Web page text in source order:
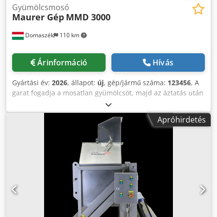
Domaszék 110 km
Gyümölcsmosó
Maurer Gép MMD 3000
Árinformáció Hívás
Gyártási év: 2026, állapot: új, gép/jármű száma: 123456, A
garat fogadja a mosatlan gyümölcsöt, majd az áztatás után
a felhordószalagon a gyümölcs egy másodlagos tiszta
vízpermetet kap. Könnyen tisztítható, strapabíró
élelmiszeripari polipropilén/acetál modul hevederekkel,
két irányban fokozatmentesen állítható szalag sebességgel,
2db forgó, 2db fix kerékkel, vagy rezgéscsillapító
géplábakkal. Minimális karbantartást igényel. Műszaki
adatok: • Teljesítmény: 2000 kg/óra • Elektromos igény: 3
kW, 400 V,16 A • Anyagminőség: Wnr. 1.4301, AISI 304
rozsdamentes acél • Méretek: 3325x800x2200 mm Kiadási
magasság: 1380 mm • Súly: 240 kg • Mosó kád feltöltés: 280
L • Üzemi víz: 20-100 L/óra (beállítástól függően) •
Vízcsatlakozások: ¾” gyorscsatlakozók • IP65 minősítésű
Apróhirdetés